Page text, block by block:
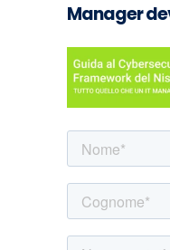
Manager